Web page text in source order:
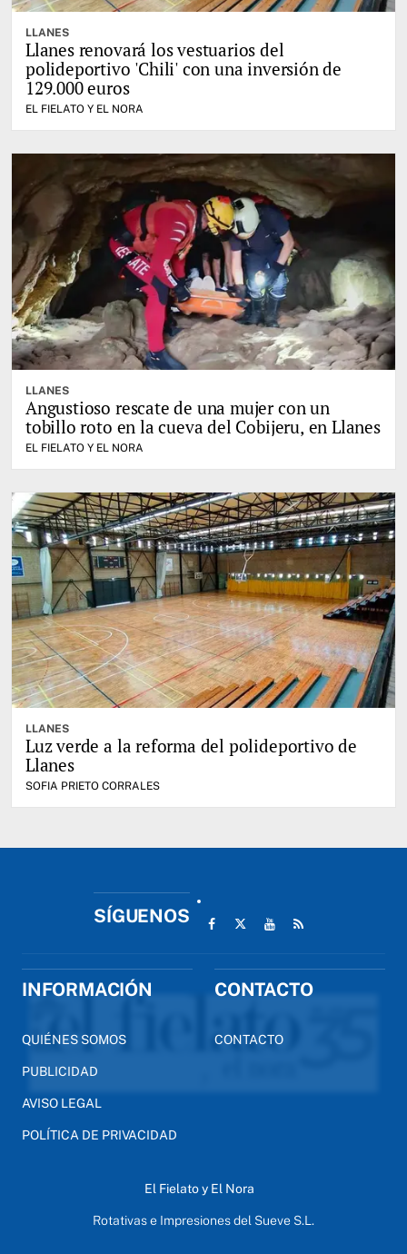
LLANES
Llanes renovará los vestuarios del
polideportivo 'Chili' con una inversión de
129.000 euros
EL FIELATO Y EL NORA
LLANES
Angustioso rescate de una mujer con un
tobillo roto en la cueva del Cobijeru, en Llanes
EL FIELATO Y EL NORA
LLANES
Luz verde a la reforma del polideportivo de
Llanes
SOFIA PRIETO CORRALES
SÍGUENOS
INFORMACIÓN
QUIÉNES SOMOS
PUBLICIDAD
AVISO LEGAL
POLÍTICA DE PRIVACIDAD
CONTACTO
CONTACTO
El Fielato y El Nora
Rotativas e Impresiones del Sueve S.L.